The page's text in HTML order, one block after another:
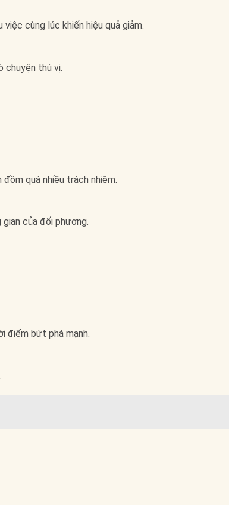
cùng lúc khiến hiệu quả giảm.
chuyện thú vị.
quá nhiều trách nhiệm.
của đối phương.
điểm bứt phá mạnh.